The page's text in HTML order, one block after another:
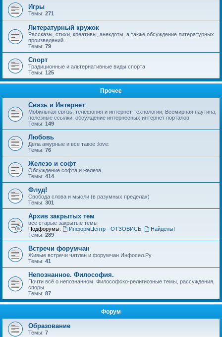
Игры
Темы: 271
Литературный кружок
Рассказы, стихи, креативы, анекдоты, а также обсуждение литературных
произведений...
Темы: 79
Спорт
Традиционные и альтернативные виды спорта
Темы: 125
Прочее
Связь и Интернет
Мобильная связь, телефония и интернет-технологии, Всемирная паутина,
полезные ссылки, обсуждение интернесных интернет порталов
Темы: 149
Любовь
Дела амурные и все такое :love:
Темы: 76
Железо и софт
Обсуждение софта и железа
Темы: 414
Флуд!
Свобода слова и мысли (в разумных пределах)
Темы: 301
Архив закрытых тем
все старые закрытые темы
Подфорумы:
ИнформЦентр - ОТЗОВИСЬ,
Найдены!
Темы: 289
Встречи форумчан
Живые встречи чатлан и форумчан Инфосел.Ру
Темы: 41
Непознанное. Философия.
Почти всё о непознанном. Философско-религиозные темы, рассуждения,
споры.
Темы: 87
Форум
Образование
Темы: 7